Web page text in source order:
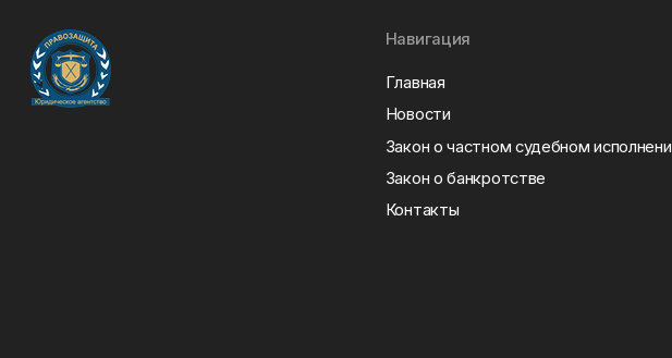
Навигация
Главная
Новости
Закон о частном судебном
Закон о банкротстве
Контакты